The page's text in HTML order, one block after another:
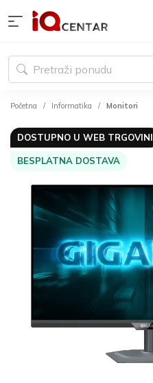
Početna Informatika Monitori
DOSTUPNO U WEB TRGOVINI
BESPLATNA DOSTAVA